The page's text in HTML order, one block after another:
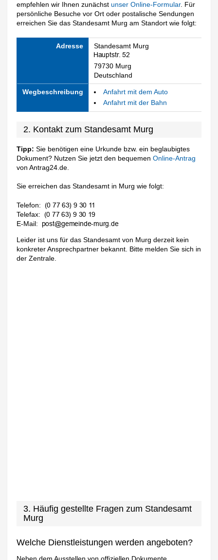
empfehlen wir Ihnen zunächstunser Online-Formular. Für
persönliche Besuche vor Ort oder postalische Sendungen
erreichen Sie das Standesamt Murg am Standort wie folgt:
Adresse Standesamt Murg
79730 Murg
Deutschland
Wegbeschreibung
Anfahrt mit dem Auto
Anfahrt mit der Bahn
2. Kontakt zum Standesamt Murg
Tipp: Sie benötigen eine Urkunde bzw. ein beglaubigtes
Dokument? Nutzen Sie jetzt den bequemenOnline-Antrag
von Antrag24.de.
Sie erreichen das Standesamt in Murg wie folgt:
Telefon:
Telefax:
E-Mail:
Leider ist uns für das Standesamt von Murg derzeit kein
konkreter Ansprechpartner bekannt. Bitte melden Sie sich in
der Zentrale.
3. Häufig gestellte Fragen zum Standesamt
Murg
Welche Dienstleistungen werden angeboten?
Neben dem Ausstellen von offiziellen Dokumente,